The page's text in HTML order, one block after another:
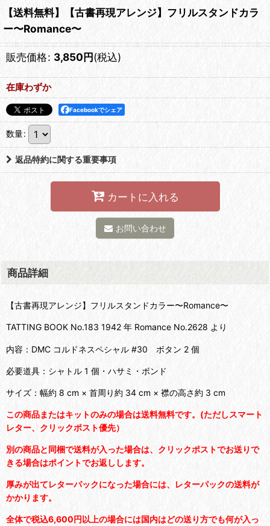
【送料無料】【古書再現アレンジ】フリルスタンドカラ
ー〜Romance〜
販売価格: 3,850円(税込)
在庫わずか
Facebookでシェア
数量:
返品特約に関する重要事項
カートに入れる
お問い合わせ
商品詳細
【古書再現アレンジ】フリルスタンドカラー〜Romance〜
TATTING BOOK No.183 1942 年 Romance No.2628 より
内容：DMC コルドネスペシャル #30 ボタン 2 個
必要道具：シャトル 1 個・ハサミ・ボンド
サイズ：幅約 8 cm × 首周り約 34 cm × 襟の高さ約 3 cm
この商品またはキットのみの場合は送料無料です。(ただしスマート
レター、クリックポスト優先）
別の商品と同梱で送料が入った場合は、クリックポストでお送りで
きる場合はポイントでお返しします。
厚みが出てレターパックになった場合には、レターパックの送料が
かかります。
全体で税込6,600円以上の場合には国内はどの送り方でも何が入っ